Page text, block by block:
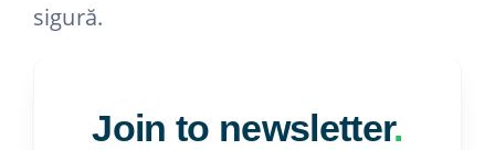
sigură.
Join to newsletter.